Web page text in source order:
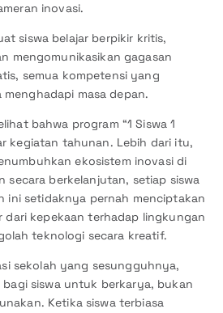
inovasi.
siswa belajar berpikir kritis,
mengomunikasikan gagasan
semua kompetensi yang
masa depan.
bahwa program “1 Siswa 1
kegiatan tahunan. Lebih dari itu,
ekosistem inovasi di
secara berkelanjutan, setiap siswa
ini setidaknya pernah menciptakan
dari kepekaan terhadap lingkungan
teknologi secara kreatif.
sekolah yang sesungguhnya,
siswa untuk berkarya, bukan
Ketika siswa terbiasa